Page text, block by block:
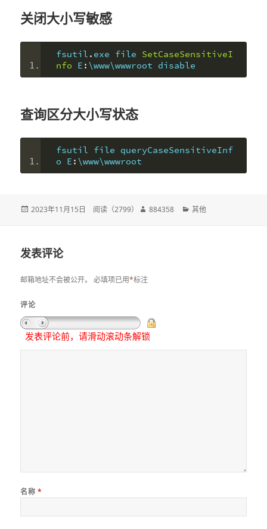
关闭大小写敏感
fsutil . exe file SetCaseSensitiveI
nfo E : \www\wwwroot disable
查询区分大小写状态
fsutil file queryCaseSensitiveInf
o E : \www\wwwroot
发
2023年11月15日 阅读（2799）
作
884358
分
其他
发表评论
邮箱地址不会被公开。 必填项已用*标注
评论
发表评论前，请滑动滚动条解锁
名称 *